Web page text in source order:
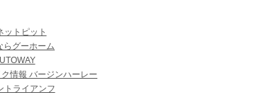
ットピット
らグーホーム
情報 バージンハーレー
トライアンフ